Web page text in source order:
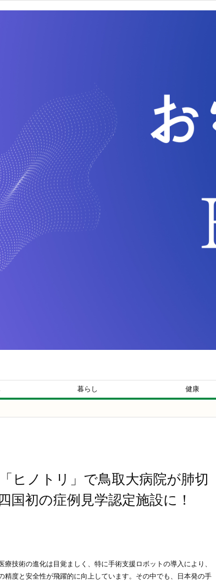
暮らし 健康
ヒノトリ」で鳥取大病院が肺切
国初の症例見学認定施設に！
療技術の進化は目覚ましく、特に手術支援ロボットの導入により、
精度と安全性が飛躍的に向上しています。その中でも、日本発の手